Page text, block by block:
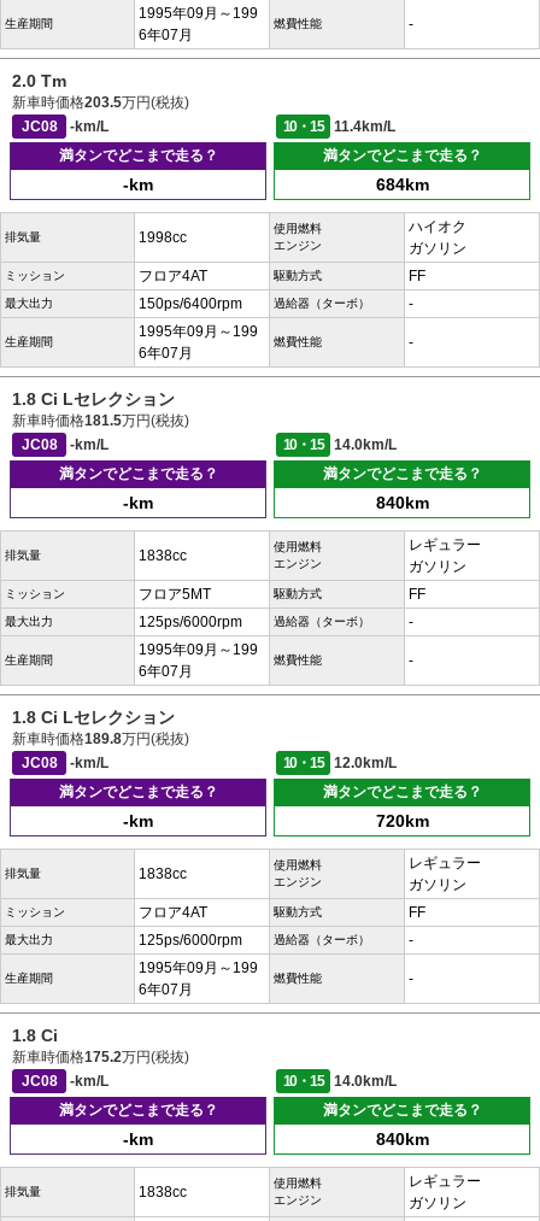
生産期間
1995年09月～199
6年07月
燃費性能 -
2.0 Tm
新車時価格203.5万円(税抜)
JC08
-km/L 10・15
11.4km/L
満タンでどこまで走る？
-km
満タンでどこまで走る？
684km
排気量 1998cc
使用燃料
エンジン
ハイオク
ガソリン
ミッション フロア4AT 駆動方式 FF
最大出力 150ps/6400rpm 過給器（ターボ） -
生産期間
1995年09月～199
6年07月
燃費性能 -
1.8 Ci Lセレクション
新車時価格181.5万円(税抜)
JC08
-km/L 10・15
14.0km/L
満タンでどこまで走る？
-km
満タンでどこまで走る？
840km
排気量 1838cc
使用燃料
エンジン
レギュラー
ガソリン
ミッション フロア5MT 駆動方式 FF
最大出力 125ps/6000rpm 過給器（ターボ） -
生産期間
1995年09月～199
6年07月
燃費性能 -
1.8 Ci Lセレクション
新車時価格189.8万円(税抜)
JC08
-km/L 10・15
12.0km/L
満タンでどこまで走る？
-km
満タンでどこまで走る？
720km
排気量 1838cc
使用燃料
エンジン
レギュラー
ガソリン
ミッション フロア4AT 駆動方式 FF
最大出力 125ps/6000rpm 過給器（ターボ） -
生産期間
1995年09月～199
6年07月
燃費性能 -
1.8 Ci
新車時価格175.2万円(税抜)
JC08
-km/L 10・15
14.0km/L
満タンでどこまで走る？
-km
満タンでどこまで走る？
840km
排気量 1838cc
使用燃料
エンジン
レギュラー
ガソリン